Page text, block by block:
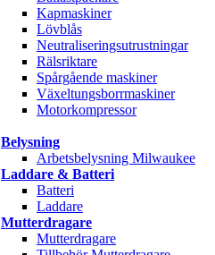
Kapmaskiner
Lövblås
Neutraliseringsutrustningar
Rälsriktare
Spårgående maskiner
Växeltungsborrmaskiner
Motorkompressor
Belysning
Arbetsbelysning Milwaukee
Laddare & Batteri
Batteri
Laddare
Mutterdragare
Mutterdragare